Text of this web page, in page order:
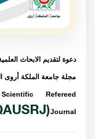
دعوة لتقديم الابحاث
مجلة جامعة الملكة أروى
Refereed
Journal
(QAUSRJ)